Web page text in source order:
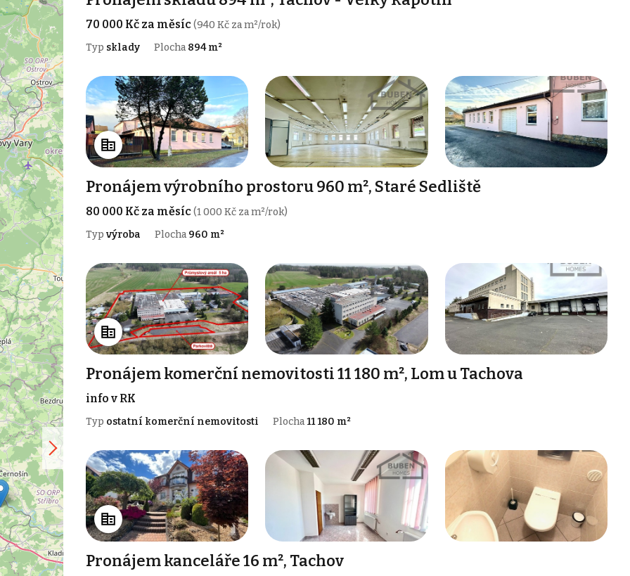
70 000 Kč za měsíc(940 Kč za m²/rok)
Typ sklady Plocha 894 m²
Pronájem výrobního prostoru 960 m², Staré Sedliště
80 000 Kč za měsíc(1 000 Kč za m²/rok)
Typ výroba Plocha 960 m²
Pronájem komerční nemovitosti 11 180 m², Lom u Tachova
info v RK
Typ ostatní komerční nemovitosti Plocha11 180 m²
Pronájem kanceláře 16 m², Tachov